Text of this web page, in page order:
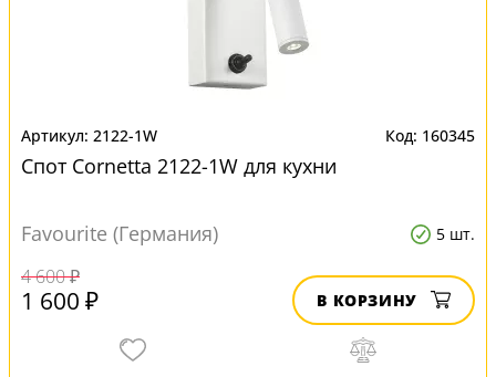
2122-1W 160345
Спот Cornetta 2122-1W для кухни
Favourite (Германия) 5 шт.
4 600 ₽
1 600 ₽ В КОРЗИНУ